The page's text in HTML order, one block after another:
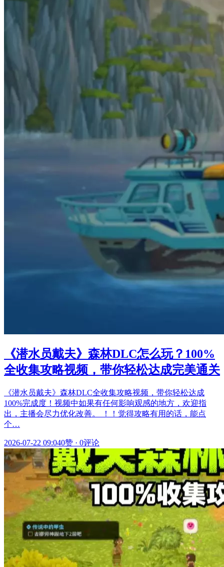
《潜水员戴夫》森林DLC怎么玩？100%
全收集攻略视频，带你轻松达成完美通关
《潜水员戴夫》森林DLC全收集攻略视频，带你轻松达成
100%完成度！视频中如果有任何影响观感的地方，欢迎指
出，主播会尽力优化改善。 ！！觉得攻略有用的话，能点
个…
2026-07-22 09:040赞 · 0评论